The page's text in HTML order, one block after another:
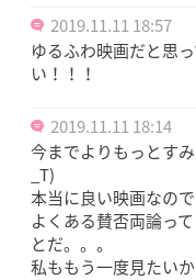
2019.11.11 18:57
ゆるふわ映画だと思
い！！！
2019.11.11 18:14
今までよりもっとす
_T)
本当に良い映画なの
よくある賛否両論っ
とだ。。。
私ももう一度見たいか